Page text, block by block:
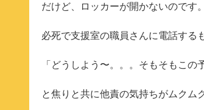
だけど、ロッカーが開かないのです
必死で支援室の職員さんに電話する
「どうしよう〜。。。そもそもこの
と焦りと共に他責の気持ちがムクム